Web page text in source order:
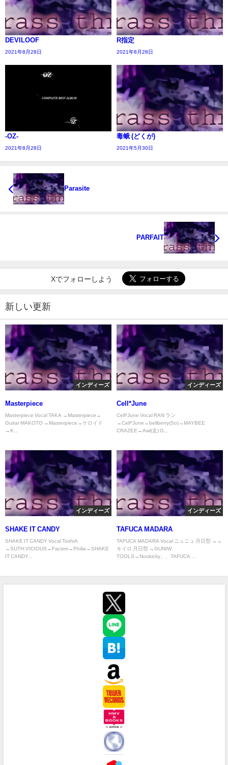
DEVILOOF
2021年8月28日
R指定
2021年8月28日
-OZ-
2021年8月28日
毒蛾 (どくが)
2021年5月30日
Parasite
PARFAIT
Xでフォローしよう
新しい更新
インディーズ
Masterpiece
Masterpiece Vocal TAKA →Masterpiece→
Guitar MAKOTO →Masterpiece→ケロイド
→K...
インディーズ
Cell*June
Cell*June Vocal RAN ラン
→Cell*June→bellberry(So)→MAYBEE
CRAZEE→Awl(走) G...
インディーズ
SHAKE IT CANDY
SHAKE IT CANDY Vocal ToshiA
→SUTH:VICIOUS→Facizm→Philia→SHAKE
IT CANDY...
インディーズ
TAFUCA MADARA
TAFUCA MADARA Vocal ニュニュ 月日型 →→
キイロ 月日型 →GUNIW
TOOLS→Nookicky、、TAFUCA ...